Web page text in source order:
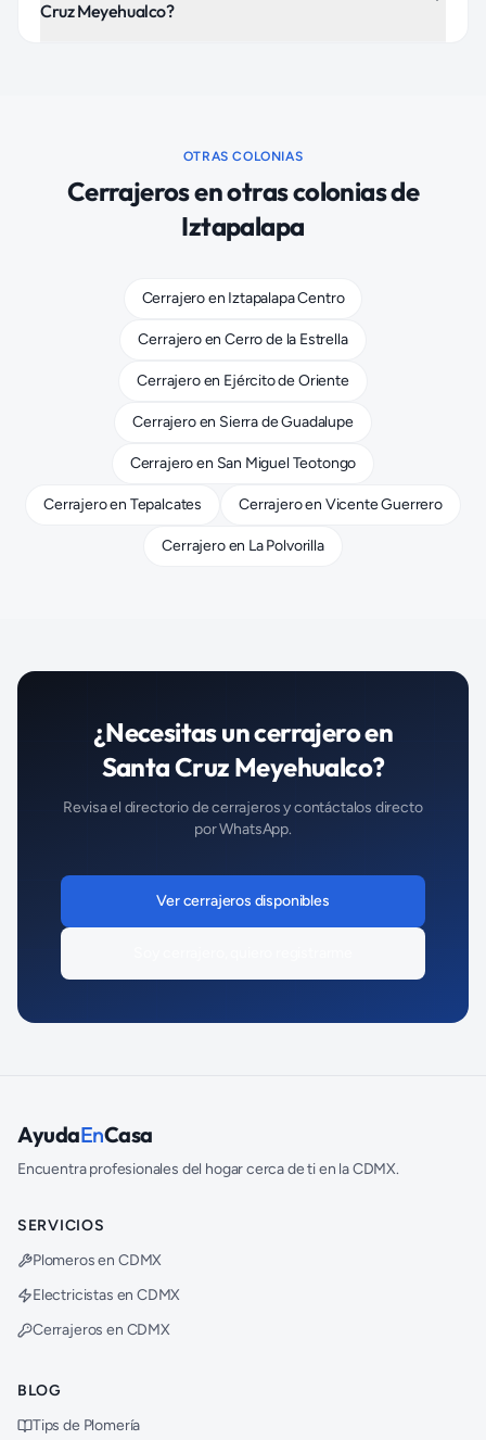
Cruz Meyehualco?
OTRAS COLONIAS
Cerrajerosen otras colonias de
Iztapalapa
Cerrajeroen Iztapalapa Centro
CerrajeroenCerro de la Estrella
Cerrajeroen Ejército de Oriente
Cerrajeroen Sierra de Guadalupe
Cerrajeroen San Miguel Teotongo
Cerrajeroen Tepalcates Cerrajeroen Vicente Guerrero
Cerrajeroen La Polvorilla
¿Necesitas uncerrajeroen
Santa Cruz Meyehualco?
Revisa el directorio decerrajerosy contáctalos directo
por WhatsApp.
Vercerrajeros disponibles
AyudaEnCasa
Encuentra profesionales del hogar cerca de ti en la CDMX.
SERVICIOS
Plomeros en CDMX
Electricistas en CDMX
Cerrajeros en CDMX
BLOG
Tips de Plomería